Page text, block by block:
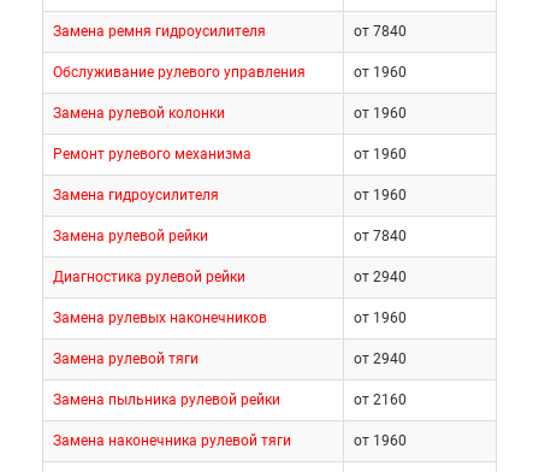
Замена ремня гидроусилителя от 7840
Обслуживание рулевого управления от 1960
Замена рулевой колонки от 1960
Ремонт рулевого механизма от 1960
Замена гидроусилителя от 1960
Замена рулевой рейки от 7840
Диагностика рулевой рейки от 2940
Замена рулевых наконечников от 1960
Замена рулевой тяги от 2940
Замена пыльника рулевой рейки от 2160
Замена наконечника рулевой тяги от 1960